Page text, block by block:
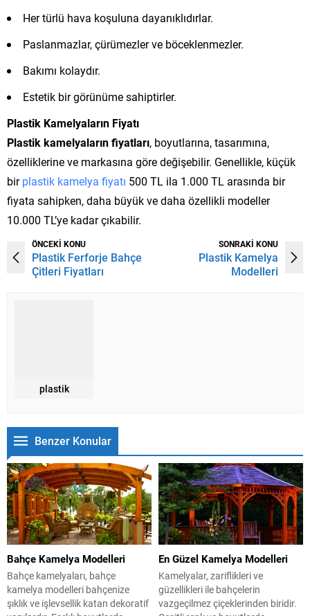
Her türlü hava koşuluna dayanıklıdırlar.
Paslanmazlar, çürümezler ve böceklenmezler.
Bakımı kolaydır.
Estetik bir görünüme sahiptirler.
Plastik Kamelyaların Fiyatı
Plastik kamelyaların fiyatları, boyutlarına, tasarımına,
özelliklerine ve markasına göre değişebilir. Genellikle, küçük
birplastik kamelya fiyatı 500 TL ila 1.000 TL arasında bir
fiyata sahipken, daha büyük ve daha özellikli modeller
10.000 TL’ye kadar çıkabilir.
ÖNCEKİ KONU
Plastik Ferforje Bahçe
Çitleri Fiyatları
SONRAKİ KONU
Plastik Kamelya
Modelleri
plastik
Benzer Konular
Bahçe Kamelya Modelleri
Bahçe kamelyaları, bahçe
kamelya modelleri bahçenize
şıklık ve işlevsellik katan dekoratif
En Güzel Kamelya Modelleri
Kamelyalar, zariflikleri ve
güzellikleri ile bahçelerin
vazgeçilmez çiçeklerinden biridir.